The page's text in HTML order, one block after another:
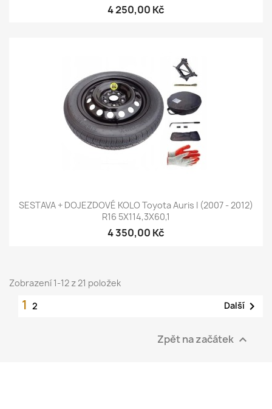
4 250,00 Kč
SESTAVA + DOJEZDOVÉ KOLO Toyota Auris I (2007 - 2012)
R16 5X114,3X60,1
4 350,00 Kč
Zobrazení 1-12 z 21 položek
1 2 Další 
Zpět na začátek 